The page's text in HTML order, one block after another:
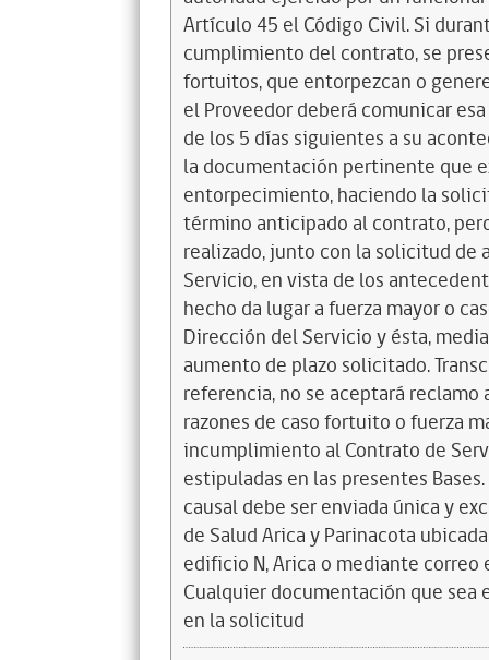
Artículo 45 el Código Civil. Si
cumplimiento del contrato, se
fortuitos, que entorpezcan o
el Proveedor deberá comunicar
de los 5 días siguientes a su
la documentación pertinente que
entorpecimiento, haciendo la
término anticipado al contrato,
realizado, junto con la solicitud de
Servicio, en vista de los
hecho da lugar a fuerza mayor o
Dirección del Servicio y ésta,
aumento de plazo solicitado.
referencia, no se aceptará
razones de caso fortuito o fuerza
incumplimiento al Contrato de
estipuladas en las presentes
causal debe ser enviada única y
de Salud Arica y Parinacota
edificio N, Arica o mediante
Cualquier documentación que sea
en la solicitud